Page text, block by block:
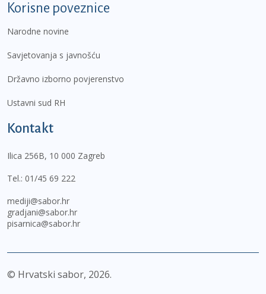
Korisne poveznice
Narodne novine
Savjetovanja s javnošću
Državno izborno povjerenstvo
Ustavni sud RH
Kontakt
Ilica 256B, 10 000 Zagreb
Tel.: 01/45 69 222
mediji@sabor.hr
gradjani@sabor.hr
pisarnica@sabor.hr
© Hrvatski sabor, 2026